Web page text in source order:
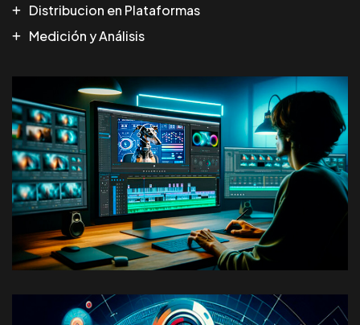
Distribucion en Plataformas
Medición y Análisis